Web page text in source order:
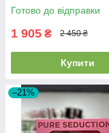
Готово до відправки
1 905 ₴ 2 450 ₴
Купити
–21%